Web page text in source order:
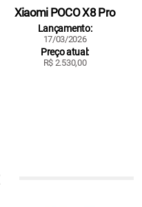
Xiaomi POCO X8 Pro
Lançamento:
17/03/2026
Preço atual:
R$ 2.530,00